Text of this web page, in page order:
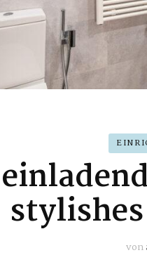
von